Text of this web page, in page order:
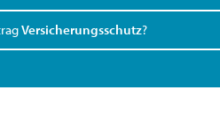
Versicherungsschutz?